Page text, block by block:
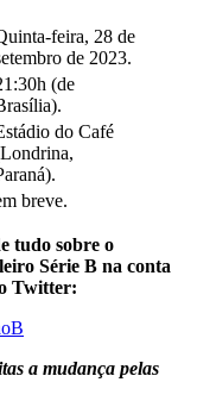
feira, 28 de
de 2023.
(de
do Café
breve.
tudo sobre o
Série B na conta
Twitter:
a mudança pelas